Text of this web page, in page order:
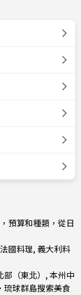
預算和種類，從日
法國料理, 義大利料
（東北） , 本州中
琉球群島搜索美食